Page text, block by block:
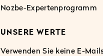
Nozbe-Expertenprogramm
UNSERE WERTE
Verwenden Sie keine E-